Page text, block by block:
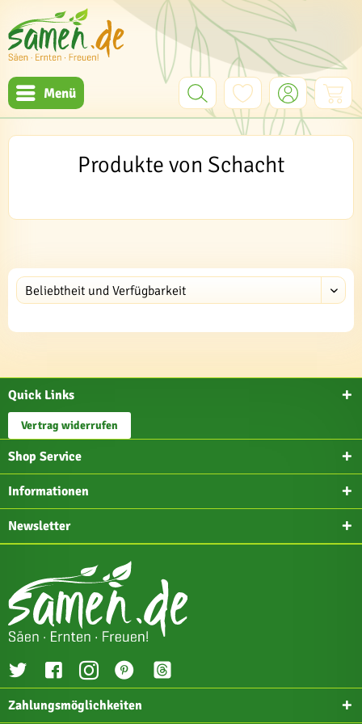
Menü
Produkte von Schacht
Quick Links
Vertrag widerrufen
Shop Service
Informationen
Newsletter
Zahlungsmöglichkeiten